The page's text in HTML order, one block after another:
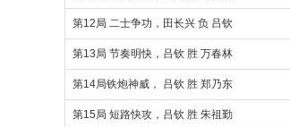
第12局 二士争功，田长兴 负 吕钦
第13局 节奏明快，吕钦 胜 万春林
第14局铁炮神威， 吕钦 胜 郑乃东
第15局 短路快攻，吕钦 胜 朱祖勤